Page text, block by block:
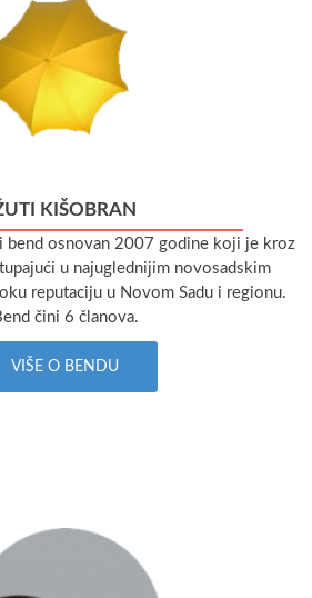
KIŠOBRAN
bend osnovan 2007 godine koji je kroz
u najuglednijim novosadskim
reputaciju u Novom Sadu i regionu.
čini 6 članova.
VIŠE O BENDU